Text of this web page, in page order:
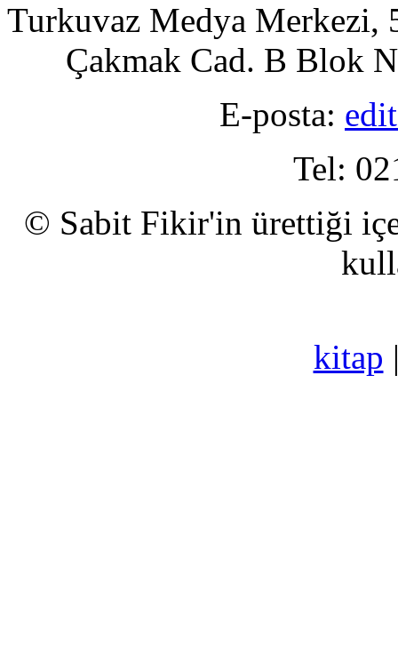
Turkuvaz Medya Merkezi,
Çakmak Cad. B Blok
E-posta:
Tel:
© Sabit Fikir'in ürettiği
kitap